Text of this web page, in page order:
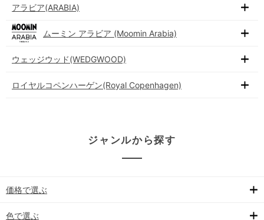
アラビア(ARABIA)
ムーミン アラビア (Moomin Arabia)
ウェッジウッド(WEDGWOOD)
ロイヤルコペンハーゲン(Royal Copenhagen)
ジャンルから探す
価格で選ぶ
色で選ぶ